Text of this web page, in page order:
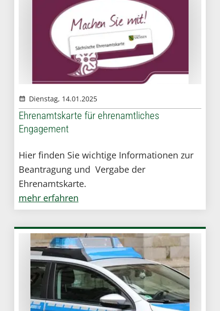
Dienstag, 14.01.2025
Ehrenamtskarte für ehrenamtliches
Engagement
Hier finden Sie wichtige Informationen zur
Beantragung und Vergabe der
Ehrenamtskarte.
mehr erfahren